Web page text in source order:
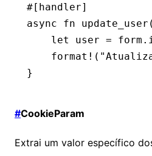
#[handler]
async fn update_user
    let
user = form .
    format!
(
}
#CookieParam
Extrai um valor específico